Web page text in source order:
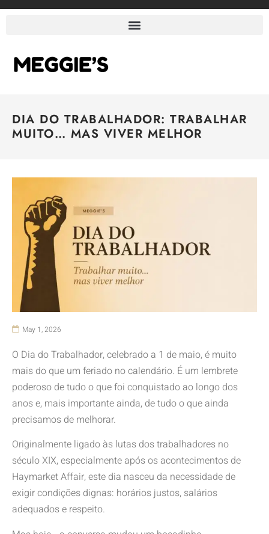
DIA DO TRABALHADOR: TRABALHAR
MUITO… MAS VIVER MELHOR
May 1, 2026
O Dia do Trabalhador, celebrado a 1 de maio, é muito
mais do que um feriado no calendário. É um lembrete
poderoso de tudo o que foi conquistado ao longo dos
anos e, mais importante ainda, de tudo o que ainda
precisamos de melhorar.
Originalmente ligado às lutas dos trabalhadores no
século XIX, especialmente após os acontecimentos de
Haymarket Affair, este dia nasceu da necessidade de
exigir condições dignas: horários justos, salários
adequados e respeito.